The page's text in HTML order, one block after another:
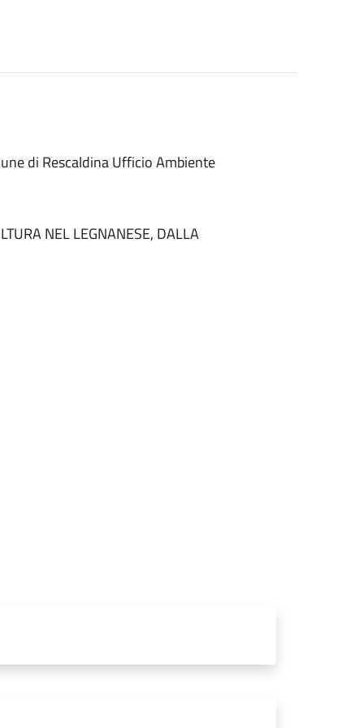
di Rescaldina Ufficio Ambiente
NEL LEGNANESE, DALLA